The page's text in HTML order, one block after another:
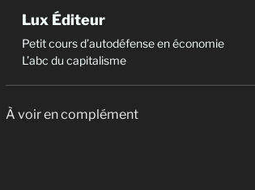
Lux Éditeur
Petit cours d’autodéfense en économie
L’abc du capitalisme
À voir en complément